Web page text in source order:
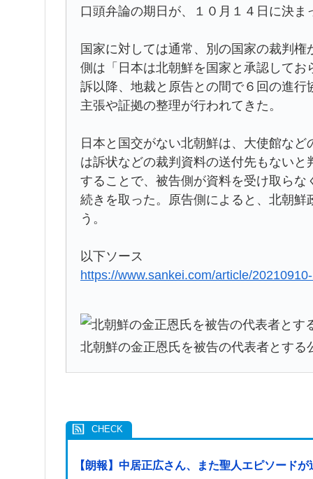
口頭弁論の期日が、１０月１４日に決
国家に対しては通常、別の国家の裁判
側は「日本は北朝鮮を国家と承認して
訴以降、地裁と原告との間で６回の進
主張や証拠の整理が行われてきた。
日本と国交がない北朝鮮は、大使館な
は訴状などの裁判資料の送付先もない
することで、被告側が資料を受け取ら
続きを取った。原告側によると、北朝
う。
以下ソース
https://www.sankei.com/article/
北朝鮮の金正恩氏を被告の代表者とす
【朗報】中居正広さん、また聖人エピソード